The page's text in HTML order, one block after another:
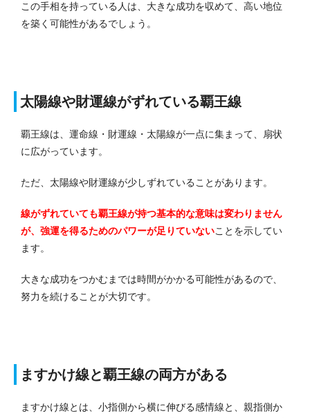
この手相を持っている人は、大きな成功を収めて、高い地位
を築く可能性があるでしょう。
太陽線や財運線がずれている覇王線
覇王線は、運命線・財運線・太陽線が一点に集まって、扇状
に広がっています。
ただ、太陽線や財運線が少しずれていることがあります。
線がずれていても覇王線が持つ基本的な意味は変わりません
が、強運を得るためのパワーが足りていないことを示してい
ます。
大きな成功をつかむまでは時間がかかる可能性があるので、
努力を続けることが大切です。
ますかけ線と覇王線の両方がある
ますかけ線とは、小指側から横に伸びる感情線と、親指側か